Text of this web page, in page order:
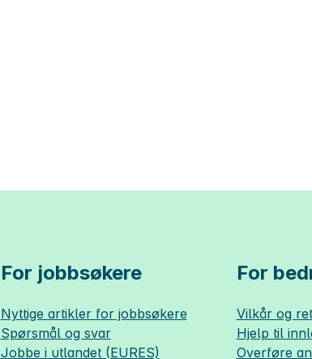
For jobbsøkere
Nyttige artikler for jobbsøkere
Spørsmål og svar
Jobbe i utlandet (EURES)
For
Vilkår og
Hjelp til
Overføre